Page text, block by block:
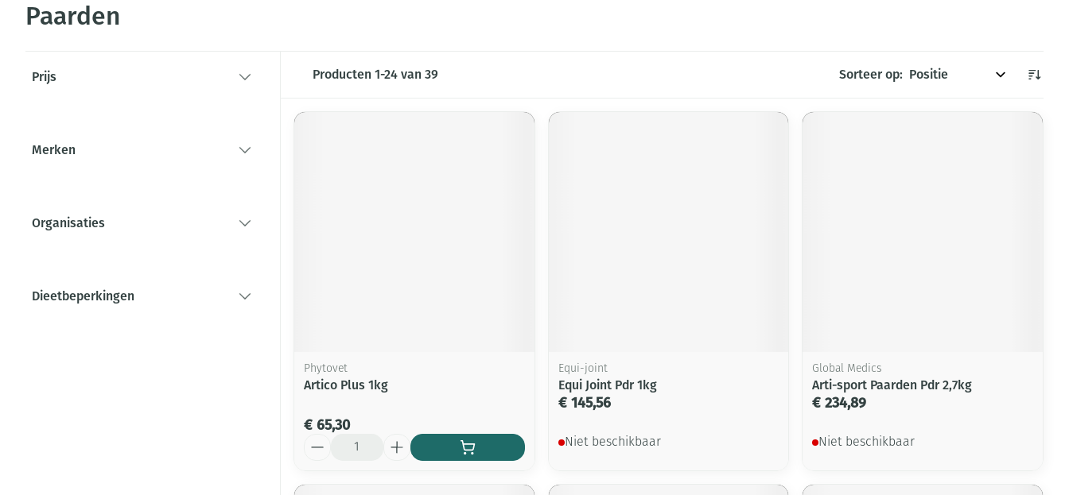
Paarden
Prijs
Merken
Organisaties
Dieetbeperkingen
Producten 1-24 van 39 Sorteer op:
Phytovet
Artico Plus 1kg
€ 65,30
Equi-joint
Equi Joint Pdr 1kg
€ 145,56
Niet beschikbaar
Global Medics
Arti-sport Paarden Pdr 2,7kg
€ 234,89
Niet beschikbaar